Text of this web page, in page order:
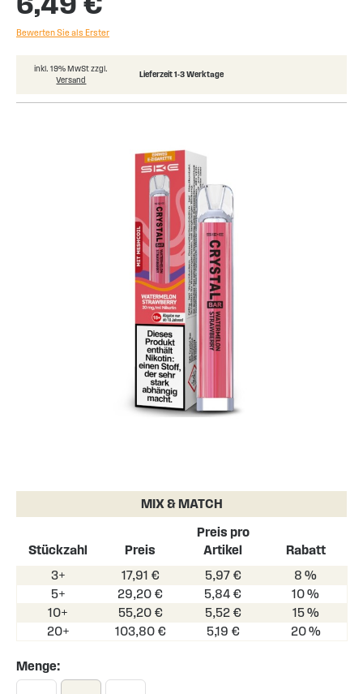
the
the
gallery
Bewerten Sie als Erster
inkl. 19% MwSt zzgl.
Versand
Lieferzeit 1-3 Werktage
MIX & MATCH
Stückzahl Preis
Preis pro
Artikel
Rabatt
3+
17,91 € 5,97 €
8 %
5+
29,20 € 5,84 €
10 %
10+
55,20 € 5,52 €
15 %
20+
103,80 € 5,19 € 20 %
Menge: